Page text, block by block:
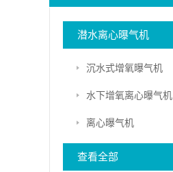
潜水离心曝气机
沉水式增氧曝气机
水下增氧离心曝气机
离心曝气机
查看全部